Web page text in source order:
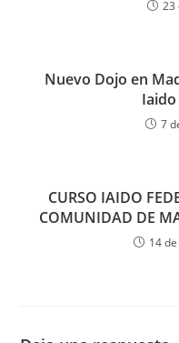
23
Nuevo Dojo en
Iaido
7
CURSO IAIDO
COMUNIDAD DE
14